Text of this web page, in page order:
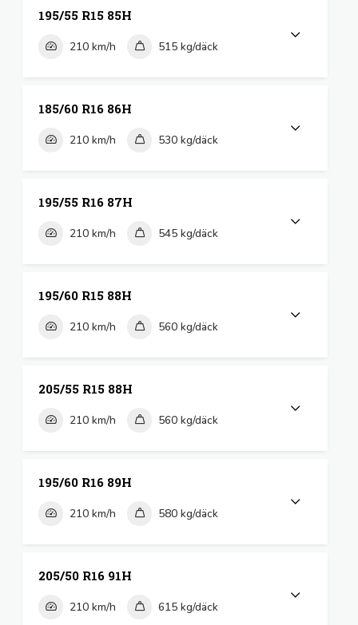
195/55 R15 85H
210 km/h 515 kg/däck
185/60 R16 86H
210 km/h 530 kg/däck
195/55 R16 87H
210 km/h 545 kg/däck
195/60 R15 88H
210 km/h 560 kg/däck
205/55 R15 88H
210 km/h 560 kg/däck
195/60 R16 89H
210 km/h 580 kg/däck
205/50 R16 91H
210 km/h 615 kg/däck